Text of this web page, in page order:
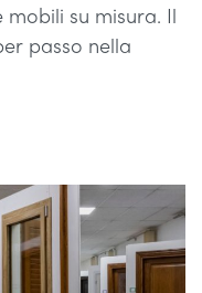
mobili su misura. Il
passo nella